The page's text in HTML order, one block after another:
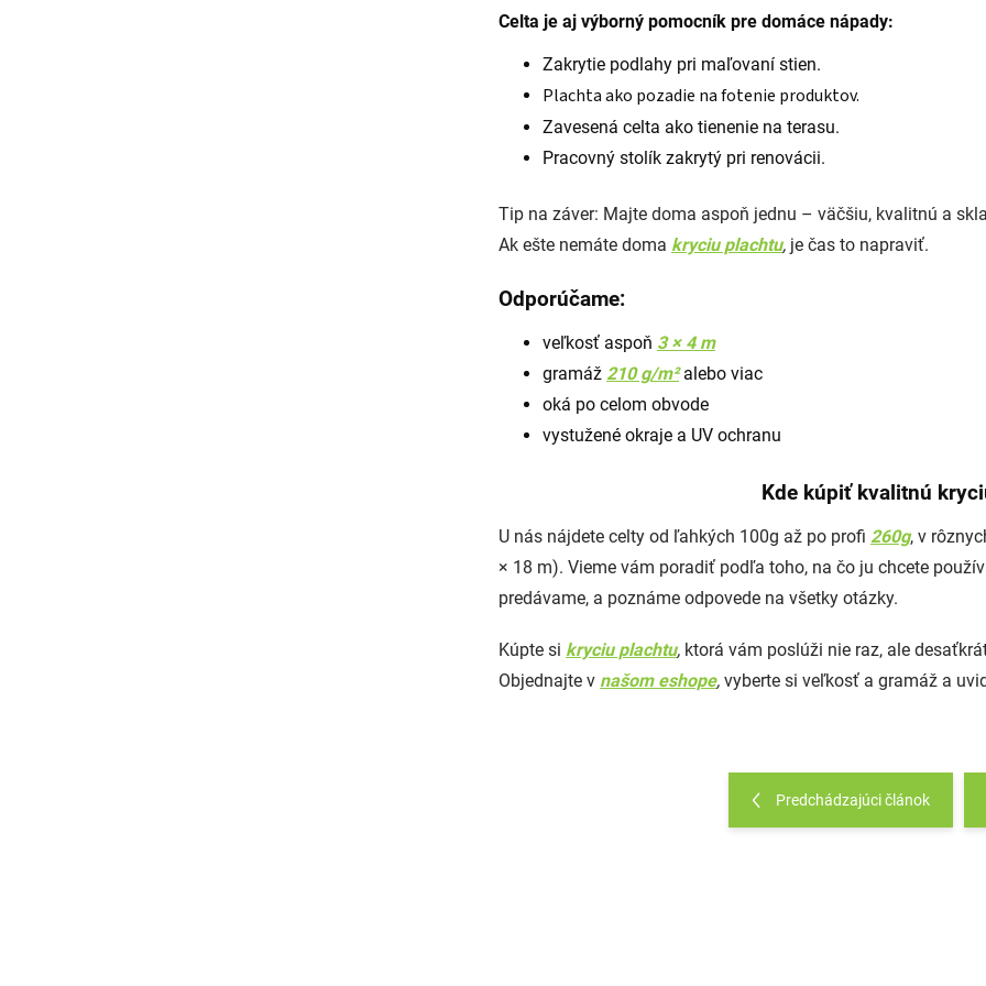
Celta je aj výborný pomocník pre domáce nápady:
Zakrytie podlahy pri maľovaní stien.
Plachta ako pozadie na fotenie produktov.
Zavesená celta ako tienenie na terasu.
Pracovný stolík zakrytý pri renovácii.
Tip na záver: Majte doma aspoň jednu – väčšiu, kvalitnú a
Ak ešte nemáte doma kryciu plachtu, je čas to napraviť.
Odporúčame:
veľkosť aspoň 3 × 4 m
gramáž 210 g/m²alebo viac
oká po celom obvode
vystužené okraje a UV ochranu
Kde kúpiť kvalitnú
U nás nájdete celty od ľahkých 100g až po profi 260g, v
× 18 m). Vieme vám poradiť podľa toho, na čo ju chcete
predávame, a poznáme odpovede na všetky otázky.
Kúpte si kryciu plachtu, ktorá vám poslúži nie raz, ale
Objednajte v našom eshope, vyberte si veľkosť a gramáž a
Predchádzajúci článok